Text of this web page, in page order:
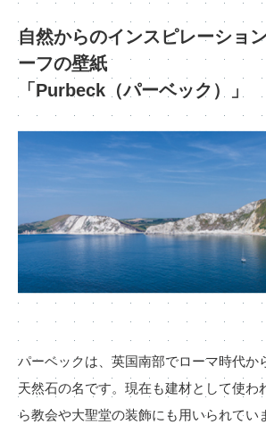
自然からのインスピレーショ
ーフの壁紙
「Purbeck（パーベック）」
パーベックは、英国南部でローマ時代か
天然石の名です。現在も建材として使わ
ら教会や大聖堂の装飾にも用いられてい